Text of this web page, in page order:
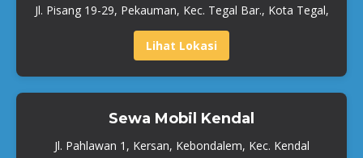
Jl. Pisang 19-29, Pekauman, Kec. Tegal Bar., Kota Tegal,
Lihat Lokasi
Sewa Mobil Kendal
Jl. Pahlawan 1, Kersan, Kebondalem, Kec. Kendal